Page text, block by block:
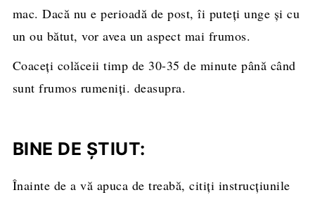
mac. Dacă nu e perioadă de post, îi puteți unge și cu
un ou bătut, vor avea un aspect mai frumos.
Coaceți colăceii timp de 30-35 de minute până când
sunt frumos rumeniți. deasupra.
BINE DE ȘTIUT:
Înainte de a vă apuca de treabă, citiți instrucțiunile